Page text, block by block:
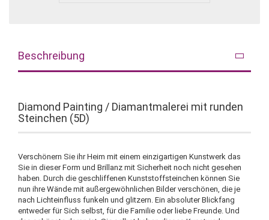
Beschreibung
Diamond Painting / Diamantmalerei mit runden
Steinchen (5D)
Verschönern Sie ihr Heim mit einem einzigartigen Kunstwerk das
Sie in dieser Form und Brillanz mit Sicherheit noch nicht gesehen
haben. Durch die geschliffenen Kunststoffsteinchen können Sie
nun ihre Wände mit außergewöhnlichen Bilder verschönen, die je
nach Lichteinfluss funkeln und glitzern. Ein absoluter Blickfang
entweder für Sich selbst, für die Familie oder liebe Freunde. Und